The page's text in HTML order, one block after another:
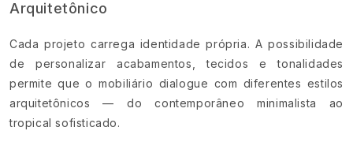
Arquitetônico
Cada projeto carrega identidade própria. A possibilidade
de personalizar acabamentos, tecidos e tonalidades
permite que o mobiliário dialogue com diferentes estilos
arquitetônicos — do contemporâneo minimalista ao
tropical sofisticado.